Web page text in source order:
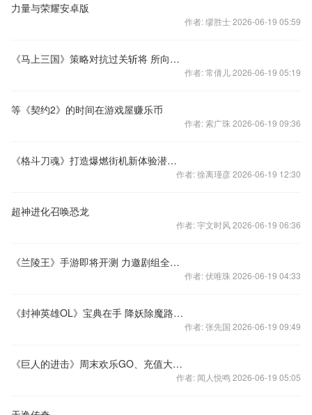
力量与荣耀安卓版
作者: 缪胜士 2026-06-19 05:59
《马上三国》策略对抗过关斩将 所向披靡
作者: 常倩儿 2026-06-19 05:19
等《契约2》的时间在游戏屋赚乐币
作者: 索广珠 2026-06-19 09:36
《格斗刀魂》打造爆燃街机新体验潜心修炼
作者: 徐离瑾彦 2026-06-19 12:30
超神进化召唤恐龙
作者: 宇文时风 2026-06-19 06:36
《兰陵王》手游即将开测 力邀剧组全员封测
作者: 伏唯珠 2026-06-19 04:33
《封神英雄OL》宝典在手 降妖除魔路好走
作者: 张先国 2026-06-19 09:49
《巨人的进击》周末欢乐GO、充值大返利
作者: 闻人悦鸣 2026-06-19 05:05